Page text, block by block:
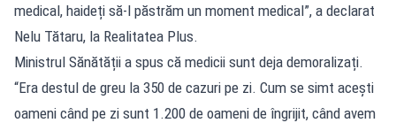
medical, haideți să-l păstrăm un moment medical”, a declarat
Nelu Tătaru, la Realitatea Plus.
Ministrul Sănătății a spus că medicii sunt deja demoralizați.
“Era destul de greu la 350 de cazuri pe zi. Cum se simt acești
oameni când pe zi sunt 1.200 de oameni de îngrijit, când avem